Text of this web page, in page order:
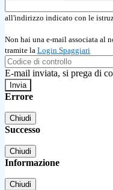
all'indirizzo indicato con le
Non hai una e-mail associata al
tramite la Login Spaggiari
E-mail inviata, si prega di
Errore
Chiudi
Successo
Chiudi
Informazione
Chiudi